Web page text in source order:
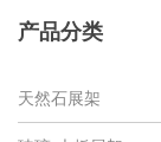
产品分类
天然石展架